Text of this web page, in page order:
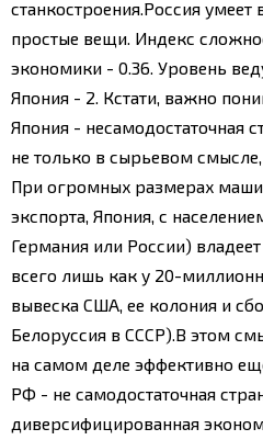
станкостроения. Россия умеет
простые вещи. Индекс
экономики - 0.36. Уровень
Япония - 2. Кстати, важно
Япония - несамодостаточная
не только в сырьевом
При огромных размерах
экспорта, Япония, с
Германия или России)
всего лишь как у 20-
вывеска США, ее колония и
Белоруссия в СССР). В этом
на самом деле эффективно
РФ - не самодостаточная
диверсифицированная